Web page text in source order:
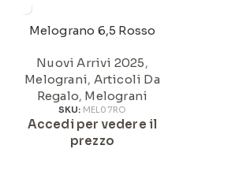
Melograno 6,5 Rosso
Nuovi Arrivi 2025,
Melograni, Articoli Da
Regalo, Melograni
SKU: MEL07RO
Accedi per vedere il
prezzo